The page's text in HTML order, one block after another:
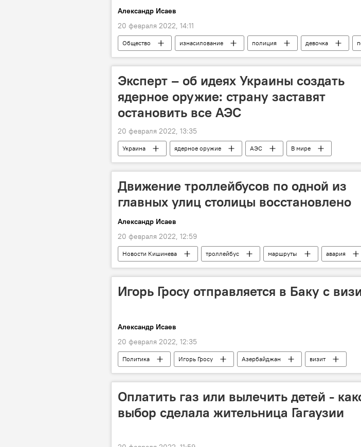
Александр Исаев
20 февраля 2022, 14:11
Общество изнасилование полиция девочка
Эксперт – об идеях Украины создать
ядерное оружие: страну заставят
остановить все АЭС
20 февраля 2022, 13:35
Украина ядерное оружие АЭС В мире
Движение троллейбусов по одной из
главных улиц столицы восстановлено
Александр Исаев
20 февраля 2022, 12:59
Новости Кишинева троллейбус маршруты авария
Игорь Гросу отправляется в Баку с
Александр Исаев
20 февраля 2022, 12:35
Политика Игорь Гросу Азербайджан визит
Оплатить газ или вылечить детей -
выбор сделала жительница Гагаузии